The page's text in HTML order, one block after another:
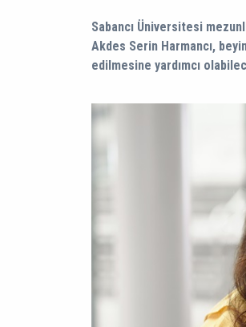
Sabancı Üniversitesi
Akdes Serin Harmancı,
edilmesine yardımcı